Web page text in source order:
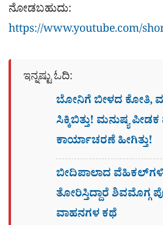
ನೋಡಬಹುದು:
https://www.youtube.com/
ಇನ್ನಷ್ಟು ಓದಿ:
ಬೋನಿಗೆ ಬೀಳದ ಕೋತಿ,
ಸಿಕ್ಕಿಬಿತ್ತು! ಮನುಷ್ಯ
ಕಾರ್ಯಾಚರಣೆ ಹೀಗಿತ್ತು!
ಬೀದಿಪಾಲಾದ
ತೋರಿಸ್ತಿದ್ದಾರೆ ಶಿವಮೊಗ್ಗ
ವಾಹನಗಳ ಕಥೆ